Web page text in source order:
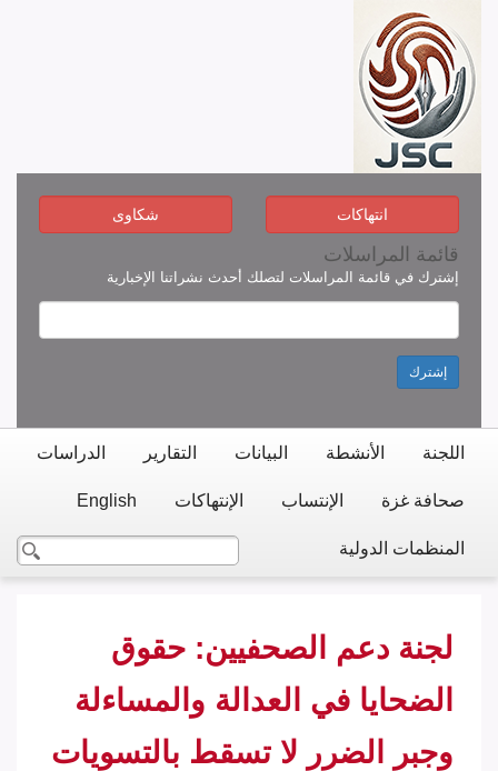
انتهاكات شكاوى
قائمة المراسلات
إشترك في قائمة المراسلات لتصلك أحدث نشراتنا الإخبارية
إشترك
اللجنة الأنشطة البيانات التقارير الدراسات
صحافة غزة الإنتساب الإنتهاكات English
المنظمات الدولية
لجنة دعم الصحفيين: حقوق
الضحايا في العدالة والمساءلة
وجبر الضرر لا تسقط بالتسويات